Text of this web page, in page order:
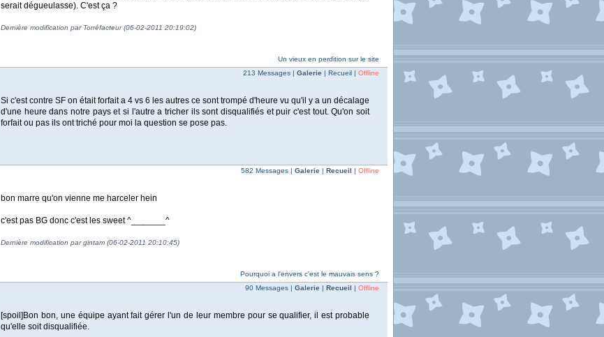
serait dégueulasse). C'est ça ?
Dernière modification par Torréfacteur (06-02-2011 20:19:02)
Un vieux en perdition sur le site
213 Messages | Galerie | Recueil | Offline
Si c'est contre SF on était forfait a 4 vs 6 les autres ce sont trompé d'heure vu qu'il y a un décalage
d'une heure dans notre pays et si l'autre a tricher ils sont disqualifiés et puir c'est tout. Qu'on soit
forfait ou pas ils ont triché pour moi la question se pose pas.
582 Messages | Galerie | Recueil | Offline
bon marre qu'on vienne me harceler hein
c'est pas BG donc c'est les sweet ^_______^
Dernière modification par gintam (06-02-2011 20:10:45)
Pourquoi a l'envers c'est le mauvais sens ?
90 Messages | Galerie | Recueil | Offline
[spoil]Bon bon, une équipe ayant fait gérer l'un de leur membre pour se qualifier, il est probable
qu'elle soit disqualifiée.